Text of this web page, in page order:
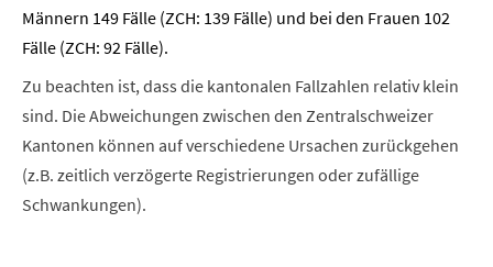
Männern 149 Fälle (ZCH: 139 Fälle) und bei den Frauen 102
Fälle (ZCH: 92 Fälle).
Zu beachten ist, dass die kantonalen Fallzahlen relativ klein
sind. Die Abweichungen zwischen den Zentralschweizer
Kantonen können auf verschiedene Ursachen zurückgehen
(z.B. zeitlich verzögerte Registrierungen oder zufällige
Schwankungen).